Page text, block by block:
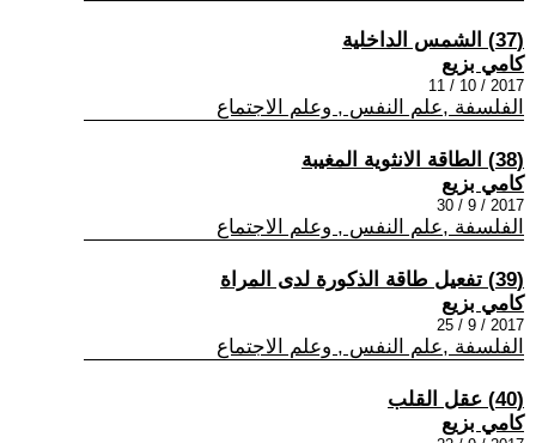
(37) الشمس الداخلية
كامي بزيع
2017 / 10 / 11
الفلسفة ,علم النفس , وعلم الاجتماع
(38) الطاقة الانثوية المغيبة
كامي بزيع
2017 / 9 / 30
الفلسفة ,علم النفس , وعلم الاجتماع
(39) تفعيل طاقة الذكورة لدى المراة
كامي بزيع
2017 / 9 / 25
الفلسفة ,علم النفس , وعلم الاجتماع
(40) عقل القلب
كامي بزيع